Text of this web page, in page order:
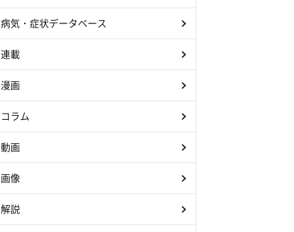
病気・症状データベース
連載
漫画
コラム
動画
画像
解説